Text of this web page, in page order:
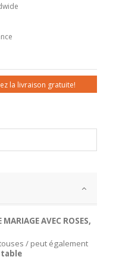
la livraison gratuite!
AVEC ROSES,
/ peut également